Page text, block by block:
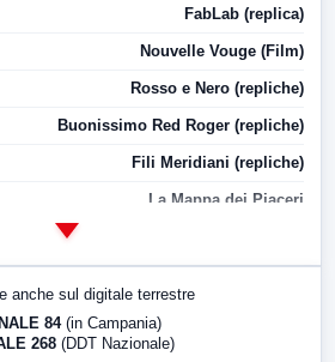
FabLab (replica)
Nouvelle Vouge (Film)
Rosso e Nero (repliche)
Buonissimo Red Roger (repliche)
Fili Meridiani (repliche)
La Mappa dei Piaceri
e anche sul digitale terrestre
84 (in Campania)
268 (DDT Nazionale)